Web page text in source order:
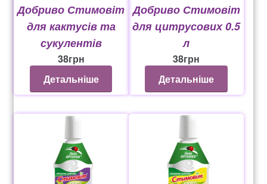
Добриво Стимовіт
для кактусів та
сукулентів
38грн
Детальніше
Добриво Стимовіт
для цитрусових 0.5
л
38грн
Детальніше